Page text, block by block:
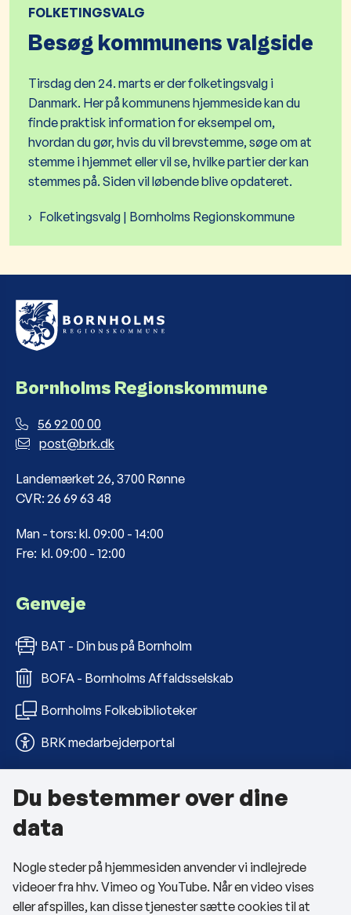
FOLKETINGSVALG
Besøg kommunens valgside
Tirsdag den 24. marts er der folketingsvalg i
Danmark. Her på kommunens hjemmeside kan du
finde praktisk information for eksempel om,
hvordan du gør, hvis du vil brevstemme, søge om at
stemme i hjemmet eller vil se, hvilke partier der kan
stemmes på. Siden vil løbende blive opdateret.
Folketingsvalg | Bornholms Regionskommune
Bornholms Regionskommune
56 92 00 00
post@brk.dk
Landemærket 26, 3700 Rønne
CVR: 26 69 63 48
Man - tors: kl. 09:00 - 14:00
Fre: kl. 09:00 - 12:00
Genveje
BAT - Din bus på Bornholm
BOFA - Bornholms Affaldsselskab
Bornholms Folkebiblioteker
BRK medarbejderportal
Om kommunen
Kontakt os
Telefon- og åbningstider
Tilgængelighedserklæring
Du bestemmer over dine
data
Nogle steder på hjemmesiden anvender vi indlejrede
videoer fra hhv. Vimeo og YouTube. Når en video vises
eller afspilles, kan disse tjenester sætte cookies til at